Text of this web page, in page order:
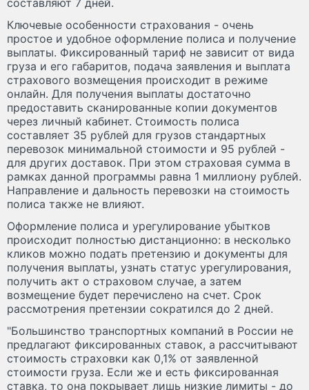
составляют 7 дней.
Ключевые особенности страхования - очень
простое и удобное оформление полиса и получение
выплаты. Фиксированный тариф не зависит от вида
груза и его габаритов, подача заявления и выплата
страхового возмещения происходит в режиме
онлайн. Для получения выплаты достаточно
предоставить сканированные копии документов
через личный кабинет. Стоимость полиса
составляет 35 рублей для грузов стандартных
перевозок минимальной стоимости и 95 рублей -
для других доставок. При этом страховая сумма в
рамках данной программы равна 1 миллиону рублей.
Направление и дальность перевозки на стоимость
полиса также не влияют.
Оформление полиса и урегулирование убытков
происходит полностью дистанционно: в несколько
кликов можно подать претензию и документы для
получения выплаты, узнать статус урегулирования,
получить акт о страховом случае, а затем
возмещение будет перечислено на счет. Срок
рассмотрения претензии сократился до 2 дней.
"Большинство транспортных компаний в России не
предлагают фиксированных ставок, а рассчитывают
стоимость страховки как 0,1% от заявленной
стоимости груза. Если же и есть фиксированная
ставка, то она покрывает лишь низкие лимиты - до